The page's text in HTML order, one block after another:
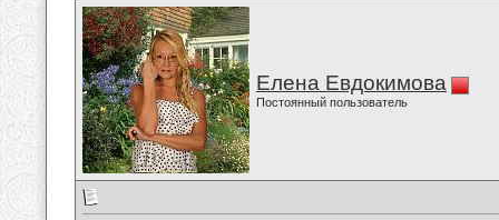
Елена Евдокимова
Постоянный пользователь